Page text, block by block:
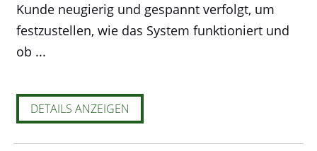
Kunde neugierig und gespannt verfolgt, um
festzustellen, wie das System funktioniert und
ob ...
DETAILS ANZEIGEN